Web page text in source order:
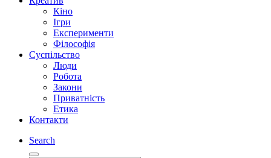
Кіно
Ігри
Експерименти
Філософія
Суспільство
Люди
Робота
Закони
Приватність
Етика
Контакти
Search